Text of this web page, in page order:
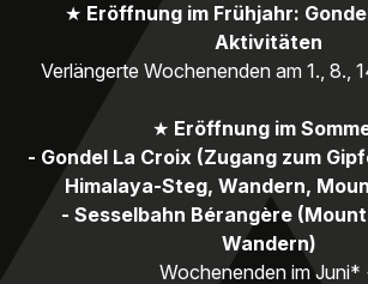
★ Eröffnung im Frühjahr:
Aktivitäten
Verlängerte Wochenenden am 1., 8.,
★ Eröffnung im
- Gondel La Croix (Zugang zum
Himalaya-Steg, Wandern,
- Sesselbahn Bérangère
Wandern)
Wochenenden im Juni*